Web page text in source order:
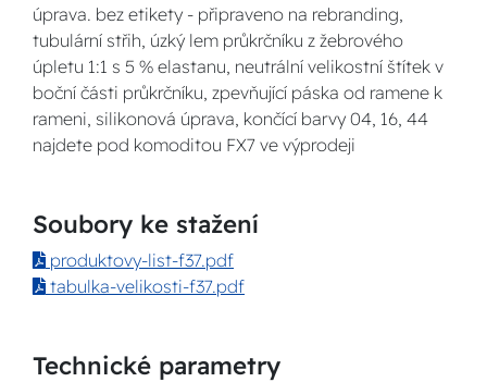
úprava. bez etikety - připraveno na rebranding,
tubulární střih, úzký lem průkrčníku z žebrového
úpletu 1:1 s 5 % elastanu, neutrální velikostní štítek v
boční části průkrčníku, zpevňující páska od ramene k
rameni, silikonová úprava, končící barvy 04, 16, 44
najdete pod komoditou FX7 ve výprodeji
Soubory ke stažení
produktovy-list-f37.pdf
tabulka-velikosti-f37.pdf
Technické parametry